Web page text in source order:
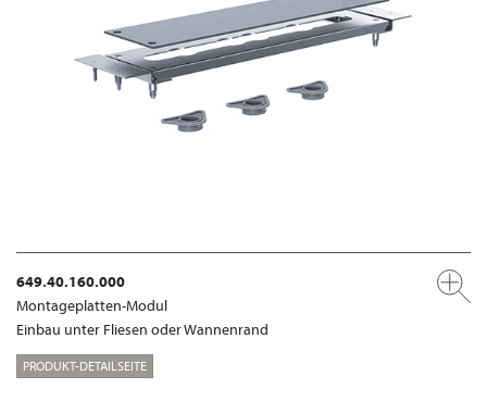
649.40.160.000
Montageplatten-Modul
Einbau unter Fliesen oder Wannenrand
PRODUKT-DETAILSEITE